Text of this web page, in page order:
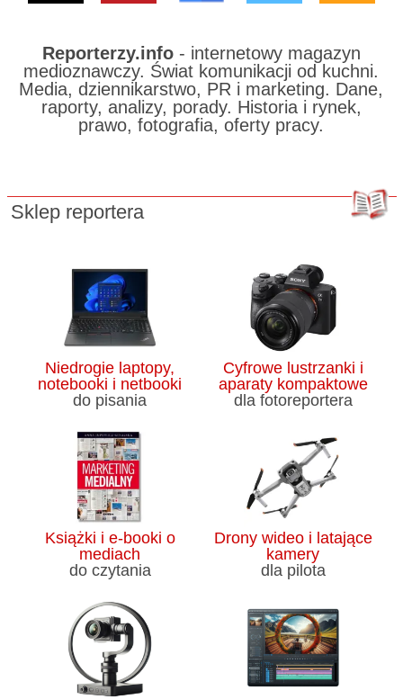
Reporterzy.info- internetowy magazyn
medioznawczy. Świat komunikacji od kuchni.
Media, dziennikarstwo, PR i marketing. Dane,
raporty, analizy, porady. Historia i rynek,
prawo, fotografia, oferty pracy.
Sklep reportera
Niedrogie laptopy,
notebooki i netbooki
do pisania
Cyfrowe lustrzanki i
aparaty kompaktowe
dla fotoreportera
Książki i e-booki o
mediach
do czytania
Drony wideo i latające
kamery
dla pilota